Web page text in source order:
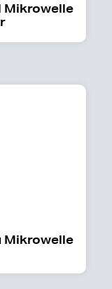
Mikrowelle
Mikrowelle